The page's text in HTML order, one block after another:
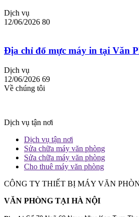
Dịch vụ
12/06/2026 80
Địa chỉ đổ mực máy in tại Văn
Dịch vụ
12/06/2026 69
Về chúng tôi
Dịch vụ tận nơi
Dịch vụ tận nơi
Sửa chữa máy văn phòng
Sửa chữa máy văn phòng
Cho thuê máy văn phòng
CÔNG TY THIẾT BỊ MÁY VĂN
VĂN PHÒNG TẠI HÀ NỘI